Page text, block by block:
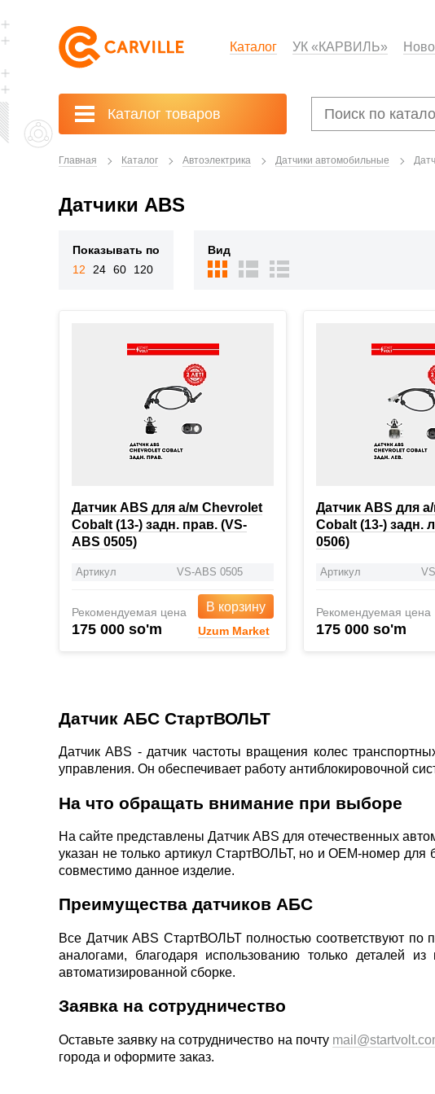
Каталог УК «КАРВИЛЬ»
Каталог товаров
Главная Каталог Автоэлектрика Датчики автомобильные
Датчики ABS
Показывать по
12
24 60 120
Вид
Датчик ABS для а/м Chevrolet
Cobalt (13-) задн. прав. (VS-
ABS 0505)
Артикул VS-ABS 0505
Рекомендуемая цена
175 000 so'm
В корзину
Uzum Market
Датчик ABS для
Cobalt (13-) задн.
0506)
Артикул
Рекомендуемая цена
175 000 so'm
Датчик АБС СтартВОЛЬТ
Датчик ABS - датчик частоты вращения колес
управления. Он обеспечивает работу антиблокировочной
На что обращать внимание при выборе
На сайте представлены Датчик ABS для отечественных
указан не только артикул СтартВОЛЬТ, но и ОЕМ-номер для
совместимо данное изделие.
Преимущества датчиков АБС
Все Датчик ABS СтартВОЛЬТ полностью соответствуют
аналогами, благодаря использованию только деталей
автоматизированной сборке.
Заявка на сотрудничество
Оставьте заявку на сотрудничество на почту
города и оформите заказ.